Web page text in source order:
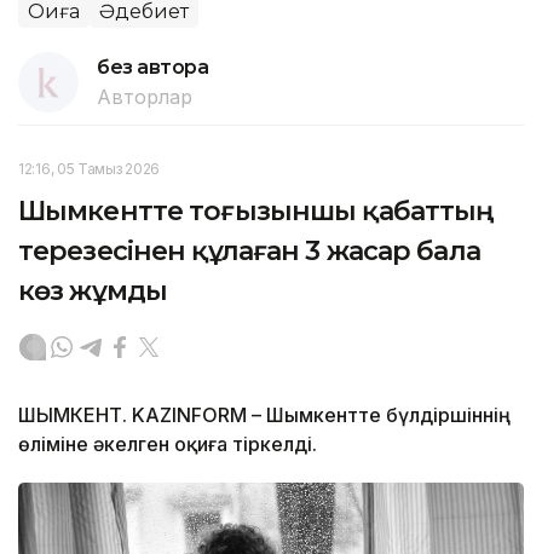
Оқиға Әдебиет
без автора
Авторлар
12:16, 05 Тамыз 2026
Шымкентте тоғызыншы қабаттың
терезесінен құлаған 3 жасар бала
көз жұмды
ШЫМКЕНТ. KAZINFORM – Шымкентте бүлдіршіннің
өліміне әкелген оқиға тіркелді.